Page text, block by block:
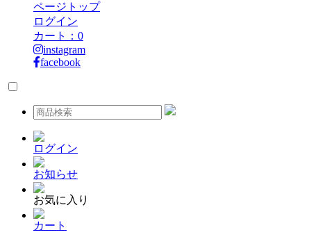
ページトップ
ログイン
カート： 0
instagram
facebook
ログイン
お知らせ
お気に入り
カート